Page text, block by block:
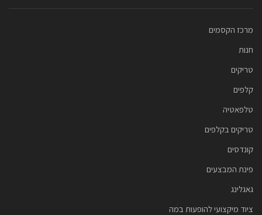
מרכז הקסמים
חנות
טריקים
קלפים
טלפאטיה
טריקים בקלפים
קונדסים
פינת המבצעים
גאגלינג
ציוד מיקצועי להופעות במה